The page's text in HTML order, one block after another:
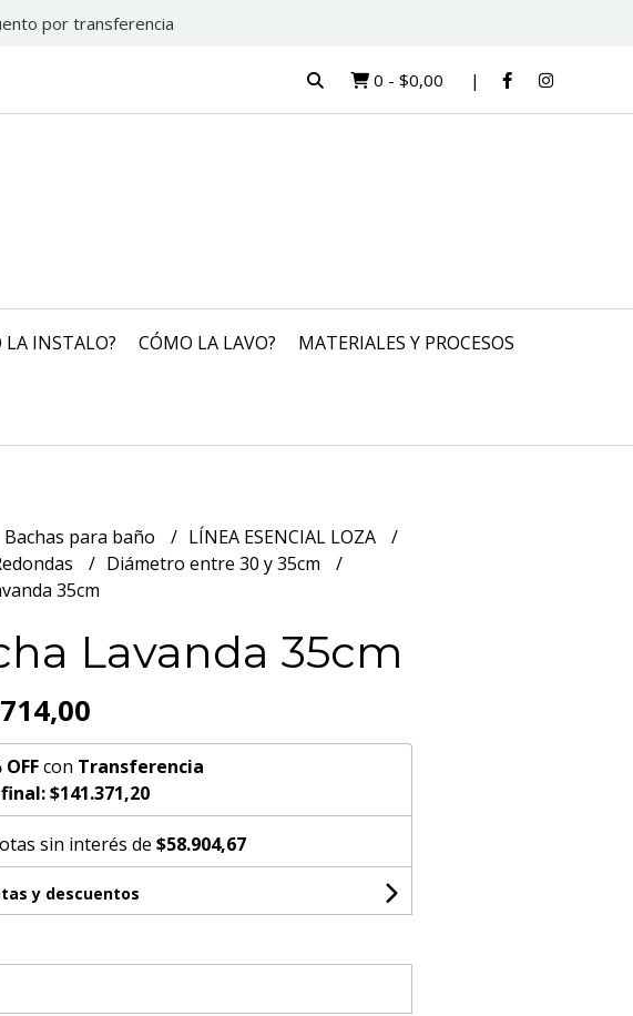
por transferencia
0 - $0,00
LA INSTALO? CÓMO LA LAVO? MATERIALES Y PROCESOS
Bachas para baño
LÍNEA ESENCIAL LOZA
Diámetro entre 30 y 35cm
35cm
Lavanda 35cm
OFFcon Transferencia
$141.371,20
sin interés de $58.904,67
y descuentos